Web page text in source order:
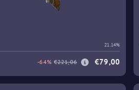
21.14%
-64% €221,06 €79,00